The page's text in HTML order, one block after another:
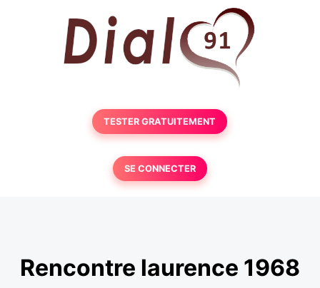
TESTER GRATUITEMENT
SE CONNECTER
Rencontre laurence 1968